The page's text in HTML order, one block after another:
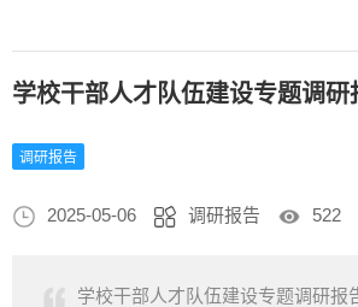
学校干部人才队伍建设专题调研
调研报告
2025-05-06 调研报告 522
学校干部人才队伍建设专题调研报